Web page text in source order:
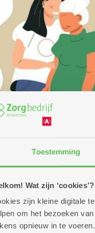
Toestemming
Wat zijn ‘cookies’?
zijn kleine digitale
om het bezoeken
opnieuw in te